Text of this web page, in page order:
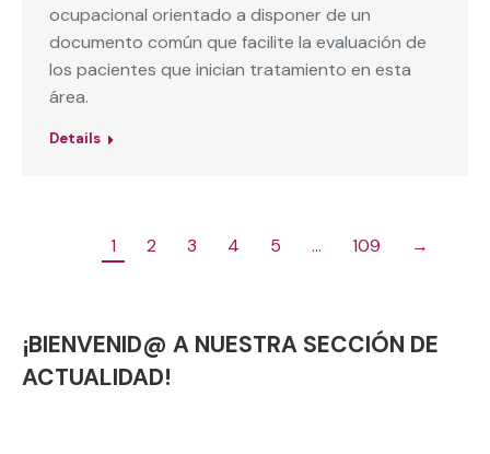
ocupacional orientado a disponer de un
documento común que facilite la evaluación de
los pacientes que inician tratamiento en esta
área.
Details
1 2 3 4 5 … 109 →
¡BIENVENID@ A NUESTRA SECCIÓN DE
ACTUALIDAD!